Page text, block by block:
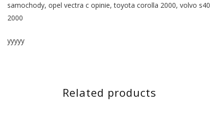
samochody, opel vectra c opinie, toyota corolla 2000, volvo s40
2000
yyyyy
Related products